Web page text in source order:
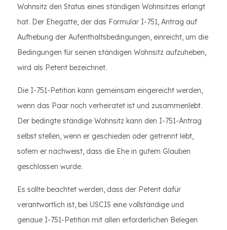
Wohnsitz den Status eines ständigen Wohnsitzes erlangt
hat. Der Ehegatte, der das Formular I-751, Antrag auf
Aufhebung der Aufenthaltsbedingungen, einreicht, um die
Bedingungen für seinen ständigen Wohnsitz aufzuheben,
wird als Petent bezeichnet.
Die I-751-Petition kann gemeinsam eingereicht werden,
wenn das Paar noch verheiratet ist und zusammenlebt.
Der bedingte ständige Wohnsitz kann den I-751-Antrag
selbst stellen, wenn er geschieden oder getrennt lebt,
sofern er nachweist, dass die Ehe in gutem Glauben
geschlossen wurde.
Es sollte beachtet werden, dass der Petent dafür
verantwortlich ist, bei USCIS eine vollständige und
genaue I-751-Petition mit allen erforderlichen Belegen